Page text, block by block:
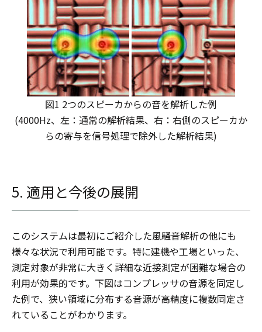
図1 2つのスピーカからの音を解析した例
(4000Hz、左：通常の解析結果、右：右側のスピーカか
らの寄与を信号処理で除外した解析結果)
5. 適用と今後の展開
このシステムは最初にご紹介した風騒音解析の他にも
様々な状況で利用可能です。特に建機や工場といった、
測定対象が非常に大きく詳細な近接測定が困難な場合の
利用が効果的です。下図はコンプレッサの音源を同定し
た例で、狭い領域に分布する音源が高精度に複数同定さ
れていることがわかります。